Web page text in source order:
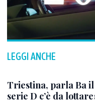
LEGGI ANCHE
Triestina, parla Ba
serie D c’è da